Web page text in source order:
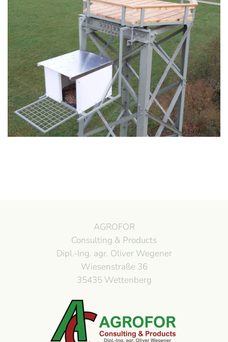
AGROFOR
Consulting & Products
Dipl.-Ing. agr. Oliver Wegener
Wiesenstraße 36
35435 Wettenberg